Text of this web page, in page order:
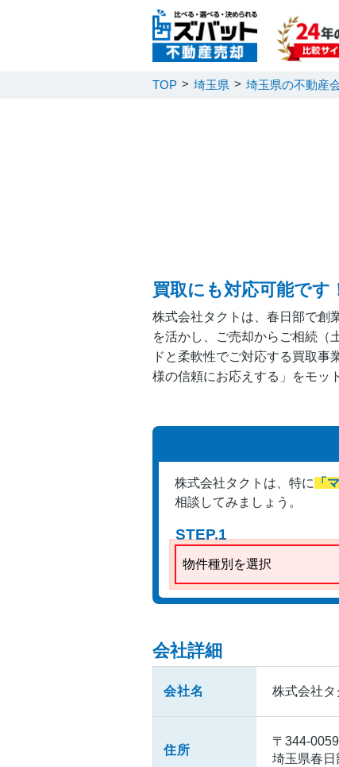
TOP 埼玉県 埼玉県の不動産
買取にも対応可能で
株式会社タクトは、春日部で創
を活かし、ご売却からご相続（
ドと柔軟性でご対応する買取
様の信頼にお応えする」をモッ
株式会社タクトは、 特に 「
相談してみましょう。
STEP.1
物件種別を選択
会社詳細
会社名 株式会社タ
住所
〒344-0059
埼玉県春日